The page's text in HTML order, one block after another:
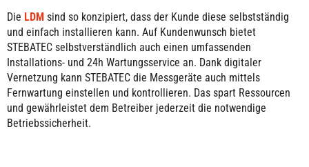
Die LDM sind so konzipiert, dass der Kunde diese selbstständig
und einfach installieren kann. Auf Kundenwunsch bietet
STEBATEC selbstverständlich auch einen umfassenden
Installations- und 24h Wartungsservice an. Dank digitaler
Vernetzung kann STEBATEC die Messgeräte auch mittels
Fernwartung einstellen und kontrollieren. Das spart Ressourcen
und gewährleistet dem Betreiber jederzeit die notwendige
Betriebssicherheit.